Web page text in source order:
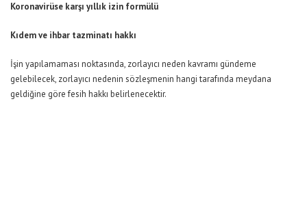
Koronavirüse karşı yıllık izin formülü
Kıdem ve ihbar tazminatı hakkı
İşin yapılamaması noktasında, zorlayıcı neden kavramı gündeme
gelebilecek, zorlayıcı nedenin sözleşmenin hangi tarafında meydana
geldiğine göre fesih hakkı belirlenecektir.